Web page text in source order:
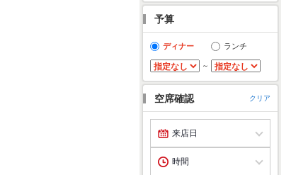
予算
ディナー ランチ
～
空席確認 クリア